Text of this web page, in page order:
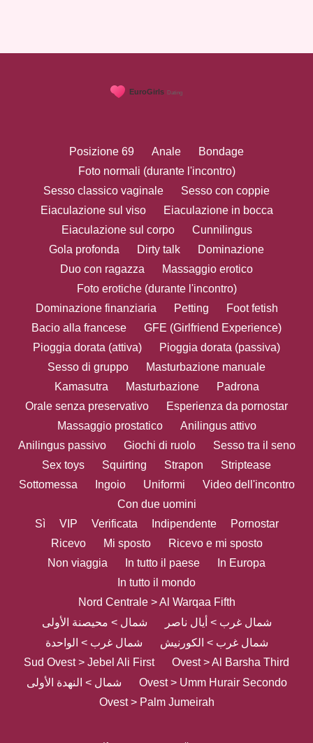
Posizione 69 Anale
Bondage
Foto normali (durante l'incontro)
Sesso classico vaginale
Sesso con coppie
Eiaculazione sul viso
Eiaculazione in bocca
Eiaculazione sul corpo
Cunnilingus
Gola profonda
Dirty talk
Dominazione
Duo con ragazza
Massaggio erotico
Foto erotiche (durante l'incontro)
Dominazione finanziaria
Petting
Foot fetish
Bacio alla francese
GFE (Girlfriend Experience)
Pioggia dorata (attiva)
Pioggia dorata (passiva)
Sesso di gruppo
Masturbazione manuale
Kamasutra
Masturbazione
Padrona
Orale senza preservativo
Esperienza da pornostar
Massaggio prostatico
Anilingus attivo
Anilingus passivo
Giochi di ruolo
Sesso tra il seno
Sex toys
Squirting Strapon
Striptease
Sottomessa
Ingoio Uniformi
Video dell'incontro
Con due uomini
Sì
VIP Verificata Indipendente
Pornostar
Ricevo
Mi sposto
Ricevo e mi sposto
Non viaggia
In tutto il paese
In Europa
In tutto il mondo
Nord Centrale > Al Warqaa Fifth
شمال > محيصنة الأولى
شمال غرب > أيال ناصر
شمال غرب > الواحدة
شمال غرب > الكورنيش
Sud Ovest > Jebel Ali First
Ovest > Al Barsha Third
شمال > النهدة الأولى
Ovest > Umm Hurair Secondo
Ovest > Palm Jumeirah